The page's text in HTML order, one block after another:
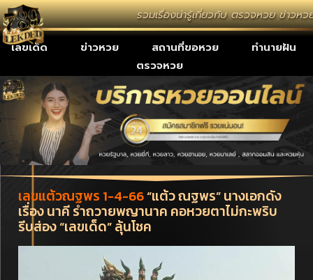
รวมเรื่องน่ารู้เกี่ยวกับ ตรวจหวย ข่าวหว
เลขเด็ด ข่าวหวย สถานที่ขอหวย
ทำนายฝัน
ตรวจหวย
เลขแต้วณฐพร 1-4-66“แต้ว ณฐพร” นางเอกดัง
เรื่อง นาคี รำถวายพญานาค คอหวยตาไม่กะพริบ
รีบส่อง “เลขเด็ด” ลุ้นโชค